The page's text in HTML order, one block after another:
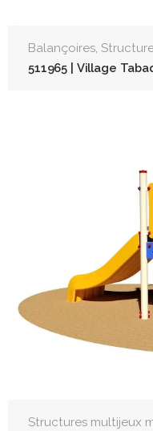
Balançoires
511965 | Village
Structures multijeux